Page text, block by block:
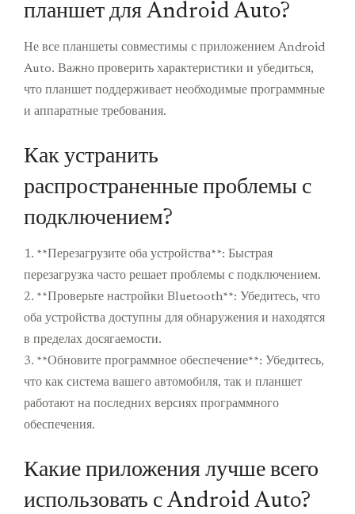
планшет для Android Auto?
Не все планшеты совместимы с приложением Android
Auto. Важно проверить характеристики и убедиться,
что планшет поддерживает необходимые программные
и аппаратные требования.
Как устранить
распространенные проблемы с
подключением?
1. **Перезагрузите оба устройства**: Быстрая
перезагрузка часто решает проблемы с подключением.
2. **Проверьте настройки Bluetooth**: Убедитесь, что
оба устройства доступны для обнаружения и находятся
в пределах досягаемости.
3. **Обновите программное обеспечение**: Убедитесь,
что как система вашего автомобиля, так и планшет
работают на последних версиях программного
обеспечения.
Какие приложения лучше всего
использовать с Android Auto?